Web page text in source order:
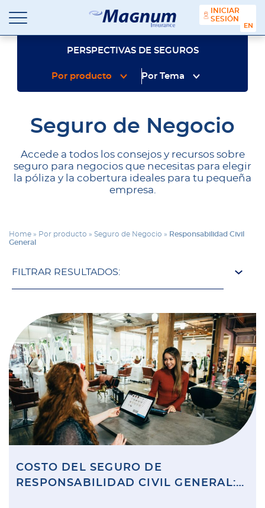
contenido
Seguros
Magnum
Agencia
de
Seguros
en
Chicago
y
INICIAR
SESIÓN
PERSPECTIVAS DE SEGUROS
Por producto Por Tema
Seguro de Negocio
Accede a todos los consejos y recursos sobre
seguro para negocios que necesitas para elegir
la póliza y la cobertura ideales para tu pequeña
empresa.
Home » Por producto » Seguro de Negocio » Responsabilidad Civil
General
FILTRAR RESULTADOS:
COSTO DEL SEGURO DE
RESPONSABILIDAD CIVIL GENERAL: